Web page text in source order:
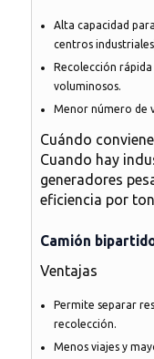
Alta capacidad
centros
Recolección
voluminosos.
Menor número de
Cuándo conviene
Cuando hay
generadores
eficiencia por
Camión
Ventajas
Permite separar
recolección.
Menos viajes y